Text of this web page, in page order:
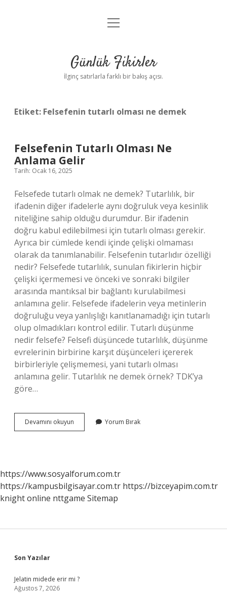
Anasayfa
Yasal Uyarı
menüyü
Günlük Fikirler
İlginç satırlarla farklı bir bakış açısı.
Etiket: Felsefenin tutarlı olması ne demek
Felsefenin Tutarlı Olması Ne
Anlama Gelir
Tarih: Ocak 16, 2025
Felsefede tutarlı olmak ne demek? Tutarlılık, bir
ifadenin diğer ifadelerle aynı doğruluk veya kesinlik
niteliğine sahip olduğu durumdur. Bir ifadenin
doğru kabul edilebilmesi için tutarlı olması gerekir.
Ayrıca bir cümlede kendi içinde çelişki olmaması
olarak da tanımlanabilir. Felsefenin tutarlıdır özelliği
nedir? Felsefede tutarlılık, sunulan fikirlerin hiçbir
çelişki içermemesi ve önceki ve sonraki bilgiler
arasında mantıksal bir bağlantı kurulabilmesi
anlamına gelir. Felsefede ifadelerin veya metinlerin
doğruluğu veya yanlışlığı kanıtlanamadığı için tutarlı
olup olmadıkları kontrol edilir. Tutarlı düşünme
nedir felsefe? Felsefi düşüncede tutarlılık, düşünme
evrelerinin birbirine karşıt düşünceleri içererek
birbirleriyle çelişmemesi, yani tutarlı olması
anlamına gelir. Tutarlılık ne demek örnek? TDK’ya
göre…
Devamını okuyun Felsefenin
Tutarlı
Yorum Bırak
https://www.sosyalforum.com.tr
https://kampusbilgisayar.com.tr https://bizceyapim.com.tr
knight online nttgame Sitemap
Sidebar
Son Yazılar
Jelatin midede erir mi ?
Ağustos 7, 2026